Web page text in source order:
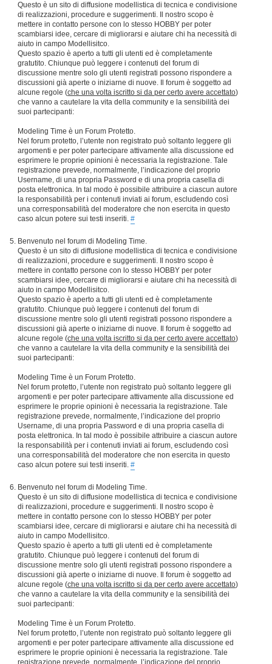
Questo è un sito di diffusione modellistica di tecnica e condivisione
di realizzazioni, procedure e suggerimenti. Il nostro scopo è
mettere in contatto persone con lo stesso HOBBY per poter
scambiarsi idee, cercare di migliorarsi e aiutare chi ha necessità di
aiuto in campo Modellisitco.
Questo spazio è aperto a tutti gli utenti ed è completamente
gratutito. Chiunque può leggere i contenuti del forum di
discussione mentre solo gli utenti registrati possono rispondere a
discussioni già aperte o iniziarne di nuove. Il forum è soggetto ad
alcune regole (che una volta iscritto si da per certo avere accettato)
che vanno a cautelare la vita della community e la sensibilità dei
suoi partecipanti:
Modeling Time è un Forum Protetto.
Nel forum protetto, l’utente non registrato può soltanto leggere gli
argomenti e per poter partecipare attivamente alla discussione ed
esprimere le proprie opinioni è necessaria la registrazione. Tale
registrazione prevede, normalmente, l’indicazione del proprio
Username, di una propria Password e di una propria casella di
posta elettronica. In tal modo è possibile attribuire a ciascun autore
la responsabilità per i contenuti inviati ai forum, escludendo così
una corresponsabilità del moderatore che non esercita in questo
caso alcun potere sui testi inseriti. #
Benvenuto nel forum di Modeling Time.
Questo è un sito di diffusione modellistica di tecnica e condivisione
di realizzazioni, procedure e suggerimenti. Il nostro scopo è
mettere in contatto persone con lo stesso HOBBY per poter
scambiarsi idee, cercare di migliorarsi e aiutare chi ha necessità di
aiuto in campo Modellisitco.
Questo spazio è aperto a tutti gli utenti ed è completamente
gratutito. Chiunque può leggere i contenuti del forum di
discussione mentre solo gli utenti registrati possono rispondere a
discussioni già aperte o iniziarne di nuove. Il forum è soggetto ad
alcune regole (che una volta iscritto si da per certo avere accettato)
che vanno a cautelare la vita della community e la sensibilità dei
suoi partecipanti:
Modeling Time è un Forum Protetto.
Nel forum protetto, l’utente non registrato può soltanto leggere gli
argomenti e per poter partecipare attivamente alla discussione ed
esprimere le proprie opinioni è necessaria la registrazione. Tale
registrazione prevede, normalmente, l’indicazione del proprio
Username, di una propria Password e di una propria casella di
posta elettronica. In tal modo è possibile attribuire a ciascun autore
la responsabilità per i contenuti inviati ai forum, escludendo così
una corresponsabilità del moderatore che non esercita in questo
caso alcun potere sui testi inseriti. #
Benvenuto nel forum di Modeling Time.
Questo è un sito di diffusione modellistica di tecnica e condivisione
di realizzazioni, procedure e suggerimenti. Il nostro scopo è
mettere in contatto persone con lo stesso HOBBY per poter
scambiarsi idee, cercare di migliorarsi e aiutare chi ha necessità di
aiuto in campo Modellisitco.
Questo spazio è aperto a tutti gli utenti ed è completamente
gratutito. Chiunque può leggere i contenuti del forum di
discussione mentre solo gli utenti registrati possono rispondere a
discussioni già aperte o iniziarne di nuove. Il forum è soggetto ad
alcune regole (che una volta iscritto si da per certo avere accettato)
che vanno a cautelare la vita della community e la sensibilità dei
suoi partecipanti:
Modeling Time è un Forum Protetto.
Nel forum protetto, l’utente non registrato può soltanto leggere gli
argomenti e per poter partecipare attivamente alla discussione ed
esprimere le proprie opinioni è necessaria la registrazione. Tale
registrazione prevede, normalmente, l’indicazione del proprio